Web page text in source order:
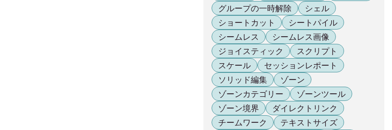
グループの一時解除
シェル
ショートカット
シートパイル
シームレス
シームレス画像
ジョイスティック
スクリプト
スケール
セッションレポート
ソリッド編集
ゾーン
ゾーンカテゴリー
ゾーンツール
ゾーン境界
ダイレクトリンク
チームワーク
テキストサイズ